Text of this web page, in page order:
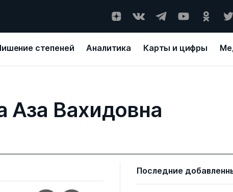
степеней Аналитика Карты и цифры
Аза Вахидовна
Последние